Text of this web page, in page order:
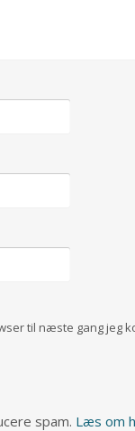
til næste gang jeg
spam. Læs om